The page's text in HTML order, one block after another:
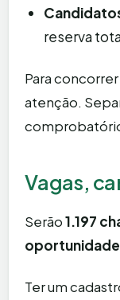
reserva
Para
atenção.
Vagas,
Serão1.197
Ter um